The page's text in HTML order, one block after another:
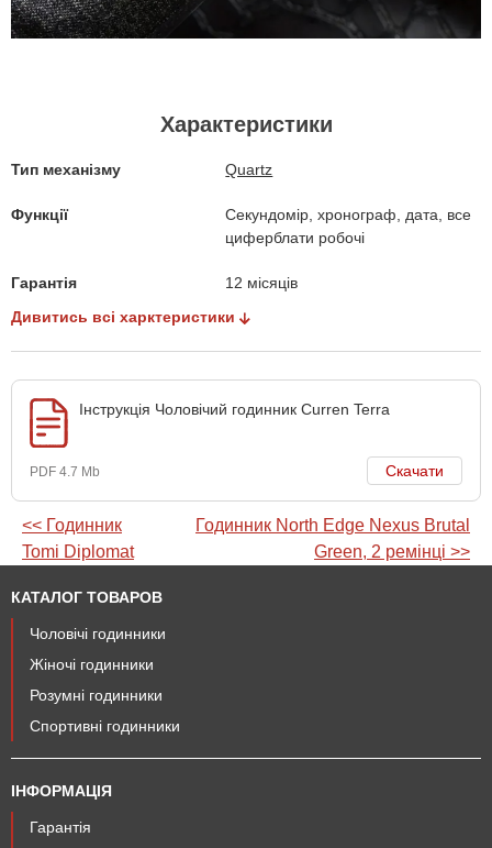
Характеристики
Тип механізму Quartz
Функції
Секундомір, хронограф, дата, все
циферблати робочі
Гарантія
12 місяців
Дивитись всі харктеристики
Інструкція Чоловічий годинник Curren Terra
PDF 4.7 Mb Скачати
<< Годинник
Tomi Diplomat
Годинник North Edge Nexus Brutal
Green, 2 ремінці >>
КАТАЛОГ ТОВАРОВ
Чоловічі годинники
Жіночі годинники
Розумні годинники
Спортивні годинники
ІНФОРМАЦІЯ
Гарантія